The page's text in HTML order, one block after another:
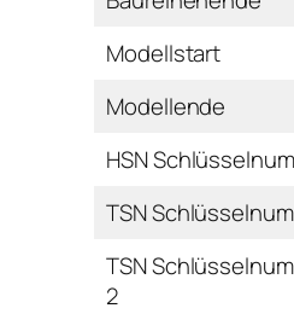
Modellstart
Modellende
HSN
TSN
TSN
2